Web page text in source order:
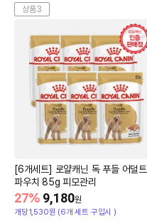
상품3
[6개세트] 로얄캐닌 독 푸들 어덜트
파우치 85g 피모관리
9,180원
27%
개당1,530원 (6개 세트 구입시 )